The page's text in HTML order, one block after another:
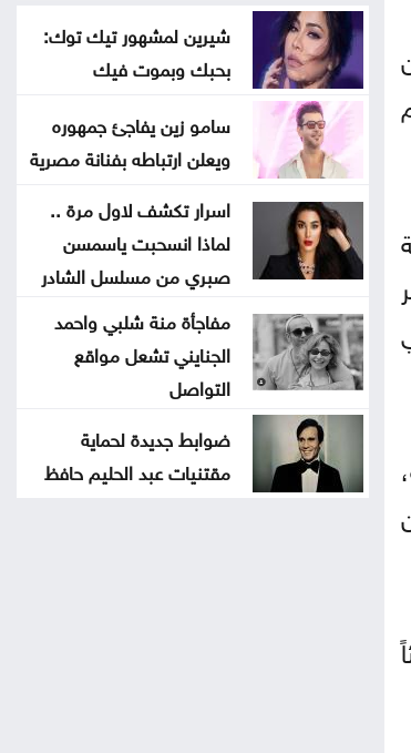
شيرين لمشهور تيك توك:
بحبك وبموت فيك
سامو زين يفاجئ جمهوره
ويعلن ارتباطه بفنانة مصرية
اسرار تكشف لاول مرة ..
لماذا انسحبت ياسمسن
صبري من مسلسل الشادر
مفاجأة منة شلبي واحمد
الجنايني تشعل مواقع
التواصل
ضوابط جديدة لحماية
مقتنيات عبد الحليم حافظ